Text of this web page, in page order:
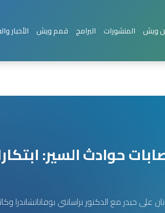
ويش المنشورات البرامج قمم ويش الأخبار
حوادث السير:
على حيدر مع الدكتور براسانتي بوفاناتشاندرا